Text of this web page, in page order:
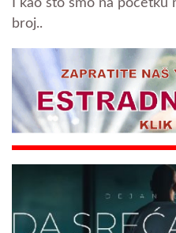
I kao što smo na početku
broj..